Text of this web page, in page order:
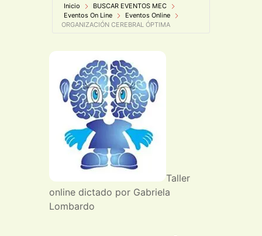
Inicio
BUSCAR EVENTOS MEC
Eventos On Line
Eventos Online
ORGANIZACIÓN CEREBRAL ÓPTIMA
Taller
online dictado por Gabriela
Lombardo